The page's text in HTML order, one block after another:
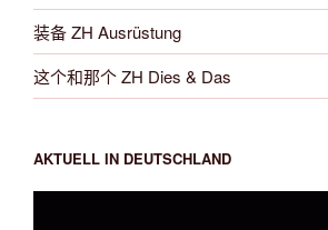
装备 ZH Ausrüstung
这个和那个 ZH Dies & Das
AKTUELL IN DEUTSCHLAND